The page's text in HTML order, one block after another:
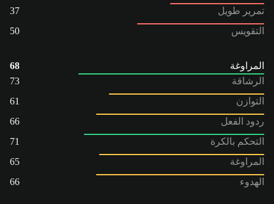
تمرير طويل
37
التقويس
50
المراوغة
68
الرشاقة
73
التوازن
61
ردود الفعل
66
التحكم بالكرة
71
المراوغة
65
الهدوء
66